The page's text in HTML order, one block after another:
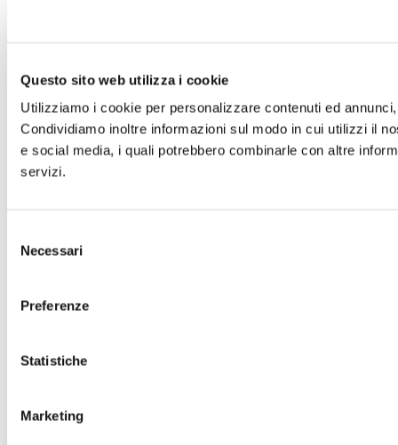
Questo sito web utilizza i cookie
Utilizziamo i cookie per personalizzare contenuti ed
Condividiamo inoltre informazioni sul modo in cui utilizzi il
e social media, i quali potrebbero combinarle con altre
servizi.
delNecessari
Preferenze
Statistiche
Marketing